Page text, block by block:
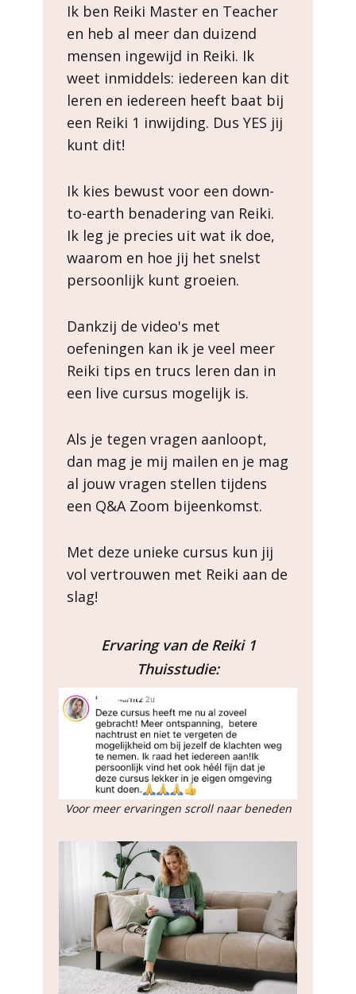
Ik ben Reiki Master en Teacher
en heb al meer dan duizend
mensen ingewijd in Reiki. Ik
weet inmiddels: iedereen kan dit
leren en iedereen heeft baat bij
een Reiki 1 inwijding. Dus YES jij
kunt dit!
Ik kies bewust voor een down-
to-earth benadering van Reiki.
Ik leg je precies uit wat ik doe,
waarom en hoe jij het snelst
persoonlijk kunt groeien.
Dankzij de video's met
oefeningen kan ik je veel meer
Reiki tips en trucs leren dan in
een live cursus mogelijk is.
Als je tegen vragen aanloopt,
dan mag je mij mailen en je mag
al jouw vragen stellen tijdens
een Q&A Zoom bijeenkomst.
Met deze unieke cursus kun jij
vol vertrouwen met Reiki aan de
slag!
Ervaring van de Reiki 1
Thuisstudie:
Voor meer ervaringen scroll naar beneden